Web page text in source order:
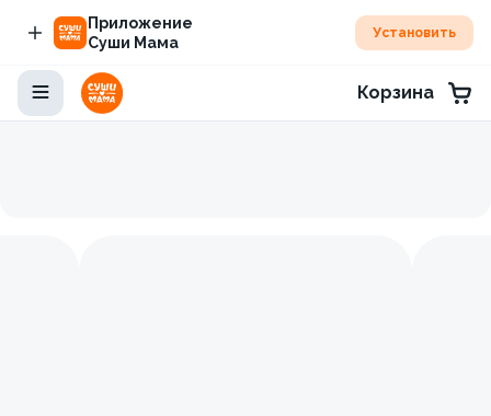
Приложение
Суши Мама
Установить
Корзина